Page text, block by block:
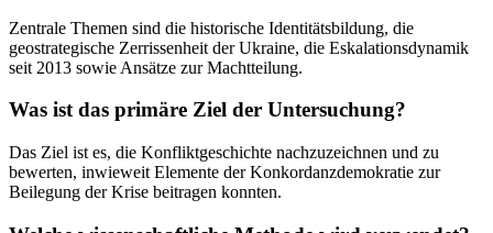
Zentrale Themen sind die historische Identitätsbildung, die
geostrategische Zerrissenheit der Ukraine, die Eskalationsdynamik
seit 2013 sowie Ansätze zur Machtteilung.
Was ist das primäre Ziel der Untersuchung?
Das Ziel ist es, die Konfliktgeschichte nachzuzeichnen und zu
bewerten, inwieweit Elemente der Konkordanzdemokratie zur
Beilegung der Krise beitragen konnten.